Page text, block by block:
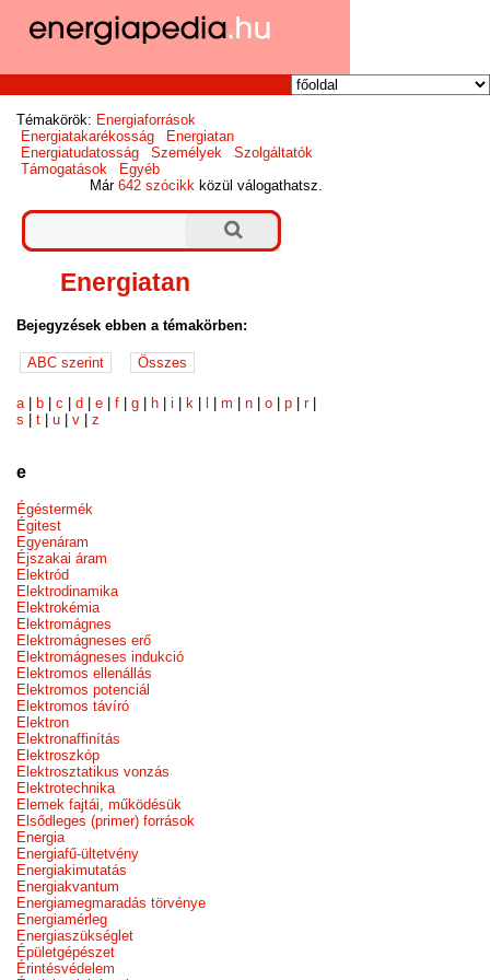
Témakörök: Energiaforrások
Energiatakarékosság
Energiatan
Energiatudatosság
Személyek
Szolgáltatók
Támogatások
Egyéb
Már642 szócikk közül válogathatsz.
Energiatan
Bejegyzések ebben a témakörben:
a b |c |d |e |f |g h |i k |m |n |o |p |r|
s |t |u |v |z
e
Égéstermék
Égitest
Egyenáram
Éjszakai áram
Elektród
Elektrodinamika
Elektrokémia
Elektromágnes
Elektromágneses erő
Elektromágneses indukció
Elektromos ellenállás
Elektromos potenciál
Elektromos távíró
Elektron
Elektronaffinítás
Elektroszkóp
Elektrosztatikus vonzás
Elektrotechnika
Elemek fajtái, működésük
Elsődleges (primer) források
Energia
Energiafű-ültetvény
Energiakimutatás
Energiakvantum
Energiamegmaradás törvénye
Energiamérleg
Energiaszükséglet
Épületgépészet
Érintésvédelem